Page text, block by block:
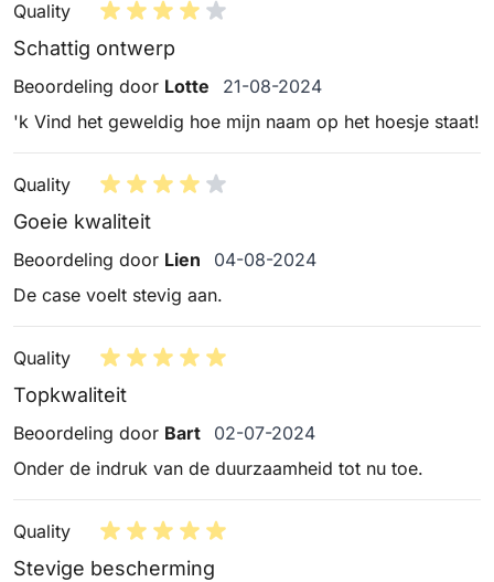
Quality
Schattig ontwerp
Beoordeling door Lotte 21 augustus 2024
21-08-2024
'k Vind het geweldig hoe mijn naam op het hoesje staat!
Quality
Goeie kwaliteit
Beoordeling door Lien 4 augustus 2024
04-08-2024
De case voelt stevig aan.
Quality
Topkwaliteit
Beoordeling door Bart 2 juli 2024
02-07-2024
Onder de indruk van de duurzaamheid tot nu toe.
Quality
Stevige bescherming